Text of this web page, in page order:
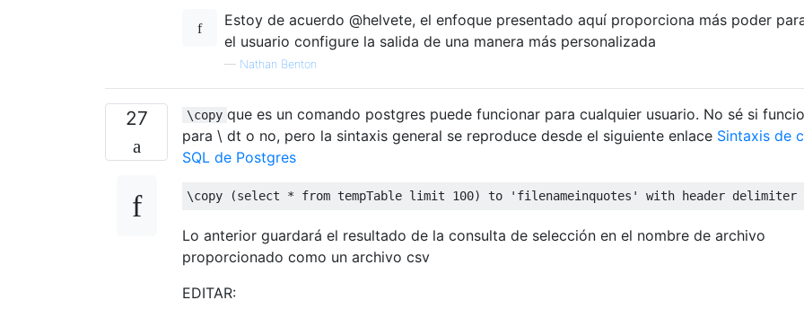
Estoy de acuerdo @helvete, el enfoque presentado aquí proporciona más poder
el usuario configure la salida de una manera más personalizada
— Nathan Benton
27 \copy que es un comando postgres puede funcionar para cualquier usuario. No sé si
para \ dt o no, pero la sintaxis general se reproduce desde el siguiente enlace Sintaxis de
SQL de Postgres
\copy (select * from tempTable limit 100) to 'filenameinquotes' with header delimiter
Lo anterior guardará el resultado de la consulta de selección en el nombre de archivo
proporcionado como un archivo csv
EDITAR: